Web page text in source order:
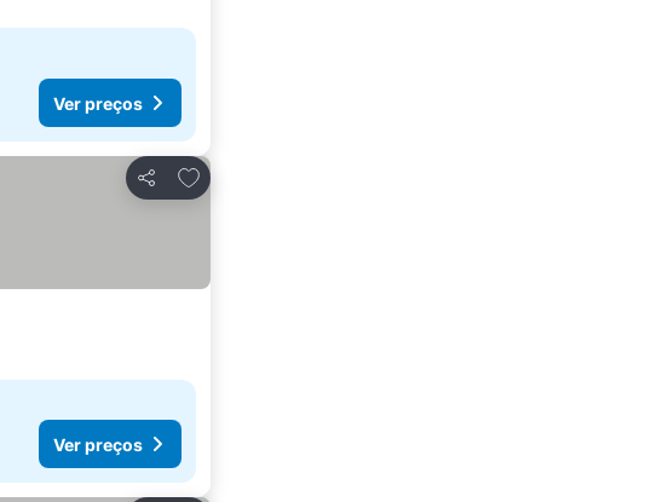
Ver preços
Partilhar
Adicionar aos favoritos
Ver preços